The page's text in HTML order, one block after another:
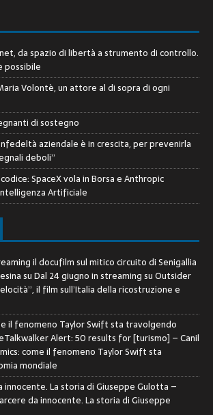
da spazio di libertà a strumento di controllo.
possibile
Volontè, un attore al di sopra di ogni
di sostegno
aziendale è in crescita, per prevenirla
deboli”
SpaceX vola in Borsa e Anthropic
Artificiale
il docufilm sul mitico circuito di Senigallia
suDal 24 giugno in streaming su Outsider
il film sull’Italia della ricostruzione e
il fenomeno Taylor Swift sta travolgendo
Alert: 50 results for [turismo] – Canil
come il fenomeno Taylor Swift sta
mondiale
innocente. La storia di Giuseppe Gulotta –
da innocente. La storia di Giuseppe